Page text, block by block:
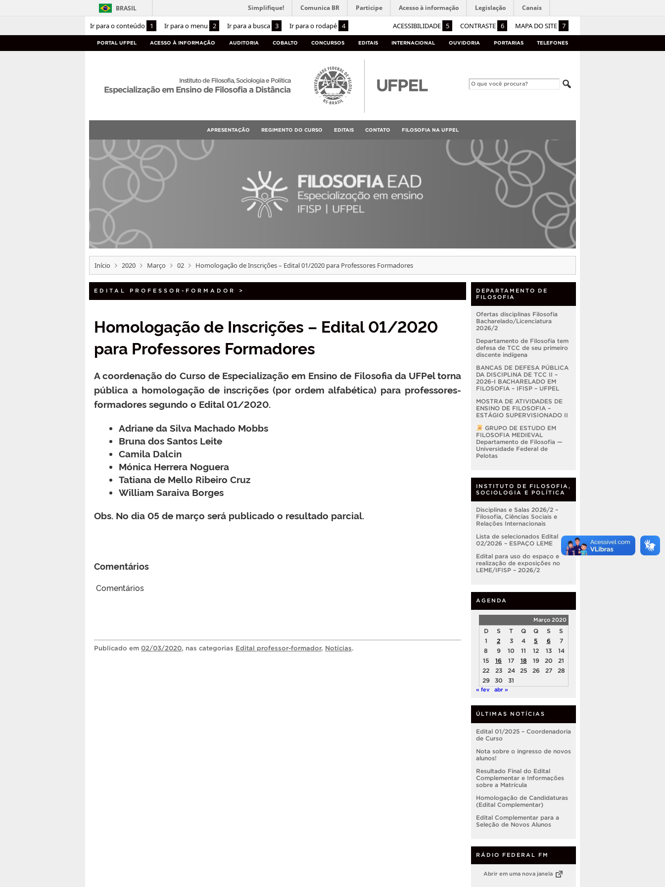
Ir para o conteúdo 1 Ir para o menu 2 Ir para a busca 3 Ir para o rodapé 4 ACESSIBILIDADE 5 CONTRASTE 6 MAPA DO SITE 7
BRASIL Simplifique! Comunica BR Participe Acesso à informação Legislação Canais
PORTAL UFPEL ACESSO À INFORMAÇÃO AUDITORIA COBALTO CONCURSOS EDITAIS INTERNACIONAL OUVIDORIA PORTARIAS TELEFONES
Instituto de Filosofia, Sociologia e Política
Especialização em Ensino de Filosofia a Distância
APRESENTAÇÃO REGIMENTO DO CURSO EDITAIS CONTATO FILOSOFIA NA UFPEL
Início 2020 Março 02 Homologação de Inscrições – Edital 01/2020 para Professores Formadores
EDITAL PROFESSOR-FORMADOR >
Homologação de Inscrições – Edital 01/2020
para Professores Formadores
A coordenação do Curso de Especialização em Ensino de Filosofia da UFPel torna
pública a homologação de inscrições (por ordem alfabética) para professores-
formadores segundo o Edital 01/2020.
Adriane da Silva Machado Mobbs
Bruna dos Santos Leite
Camila Dalcin
Mónica Herrera Noguera
Tatiana de Mello Ribeiro Cruz
William Saraiva Borges
Obs. No dia 05 de março será publicado o resultado parcial.
Comentários
Comentários
Publicado em 02/03/2020, nas categorias Edital professor-formador, Notícias.
DEPARTAMENTO DE
FILOSOFIA
Ofertas disciplinas Filosofia
Bacharelado/Licenciatura
2026/2
Departamento de Filosofia tem
defesa de TCC de seu primeiro
discente indígena
BANCAS DE DEFESA PÚBLICA
DA DISCIPLINA DE TCC II –
2026-I BACHARELADO EM
FILOSOFIA – IFISP – UFPEL
MOSTRA DE ATIVIDADES DE
ENSINO DE FILOSOFIA –
ESTÁGIO SUPERVISIONADO II
GRUPO DE ESTUDO EM
FILOSOFIA MEDIEVAL
Departamento de Filosofia —
Universidade Federal de
Pelotas
INSTITUTO DE FILOSOFIA,
SOCIOLOGIA E POLÍTICA
Disciplinas e Salas 2026/2 –
Filosofia, Ciências Sociais e
Relações Internacionais
Lista de selecionados Edital
02/2026 – ESPAÇO LEME
Edital para uso do espaço e
realização de exposições no
LEME/IFISP – 2026/2
AGENDA
Março 2020
D S T Q Q S
S
1
2 3 4 5 6
7
8
9 10 11 12 13
14
15
16 17 18 19 20
21
22
23 24 25 26 27
28
29
30 31
« fev abr »
ÚLTIMAS NOTÍCIAS
Edital 01/2025 – Coordenadoria
de Curso
Nota sobre o ingresso de novos
alunos!
Resultado Final do Edital
Complementar e Informações
sobre a Matrícula
Homologação de Candidaturas
(Edital Complementar)
Edital Complementar para a
Seleção de Novos Alunos
RÁDIO FEDERAL FM
Abrir em uma nova janela